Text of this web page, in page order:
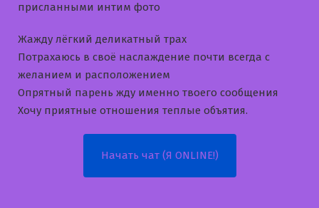
приcланными интим фото
Жажду лёгкий деликатный трах
Потрахаюсь в своё наслаждение почти всегда с
желанием и расположением
Опрятный парень жду именно твоего сообщения
Хочу приятные отношения теплые объятия.
Начать чат (Я ONLINE!)